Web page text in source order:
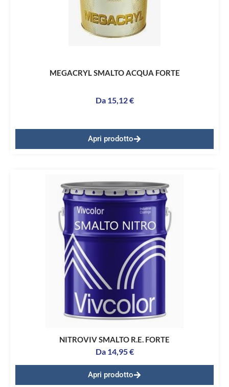
MEGACRYL SMALTO ACQUA FORTE
Da 15,12€
Apri prodotto
NITROVIV SMALTO R.E. FORTE
Da 14,95€
Apri prodotto